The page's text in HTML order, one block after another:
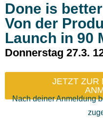
Done is
Von der
Launch in 90
Donnerstag 27.3.
JETZT ZUR
Nach deiner Anmeldung